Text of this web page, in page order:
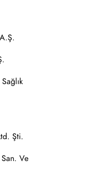
Şti.
Ve